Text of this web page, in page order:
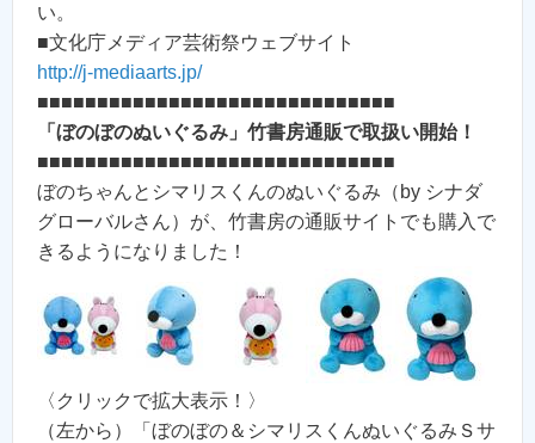
い。
■文化庁メディア芸術祭ウェブサイト
http://j-mediaarts.jp/
■■■■■■■■■■■■■■■■■■■■■■■■■■■■■■
「ぼのぼのぬいぐるみ」竹書房通販で取扱い開始！
■■■■■■■■■■■■■■■■■■■■■■■■■■■■■■
ぼのちゃんとシマリスくんのぬいぐるみ（by シナダ
グローバルさん）が、竹書房の通販サイトでも購入で
きるようになりました！
〈クリックで拡大表示！〉
（左から）「ぼのぼの＆シマリスくんぬいぐるみＳサ